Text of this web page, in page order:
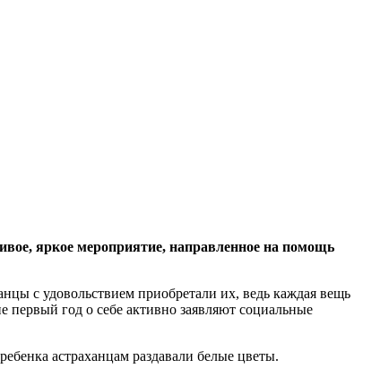
яркое мероприятие, направленное на помощь
с удовольствием приобретали их, ведь каждая вещь
год о себе активно заявляют социальные
астраханцам раздавали белые цветы.